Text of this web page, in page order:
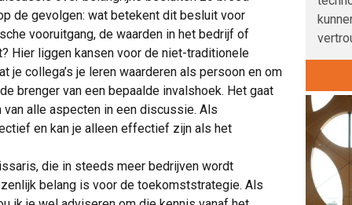
de gevolgen: wat betekent dit besluit voor
vooruitgang, de waarden in het bedrijf of
Hier liggen kansen voor de niet-traditionele
je collega’s je leren waarderen als persoon en om
brenger van een bepaalde invalshoek. Het gaat
alle aspecten in een discussie. Als
en kan je alleen effectief zijn als het
die in steeds meer bedrijven wordt
belang is voor de toekomststrategie. Als